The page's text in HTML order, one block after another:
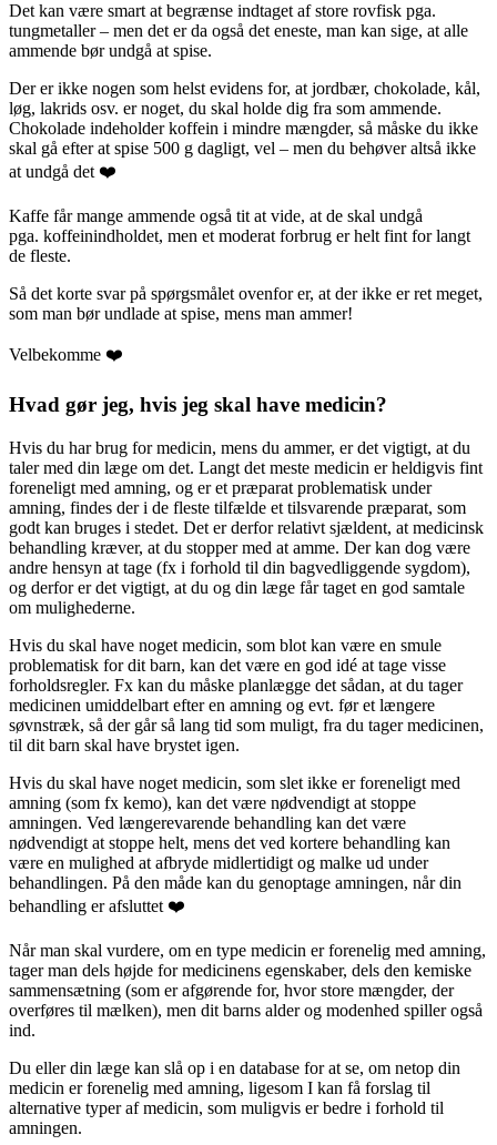
Det kan være smart at begrænse indtaget af store rovfisk pga.
tungmetaller – men det er da også det eneste, man kan sige, at alle
ammende bør undgå at spise.
Der er ikke nogen som helst evidens for, at jordbær, chokolade, kål,
løg, lakrids osv. er noget, du skal holde dig fra som ammende.
Chokolade indeholder koffein i mindre mængder, så måske du ikke
skal gå efter at spise 500 g dagligt, vel – men du behøver altså ikke
at undgå det ❤️
Kaffe får mange ammende også tit at vide, at de skal undgå
pga. koffeinindholdet, men et moderat forbrug er helt fint for langt
de fleste.
Så det korte svar på spørgsmålet ovenfor er, at der ikke er ret meget,
som man bør undlade at spise, mens man ammer!
Velbekomme ❤️
Hvad gør jeg, hvis jeg skal have medicin?
Hvis du har brug for medicin, mens du ammer, er det vigtigt, at du
taler med din læge om det. Langt det meste medicin er heldigvis fint
foreneligt med amning, og er et præparat problematisk under
amning, findes der i de fleste tilfælde et tilsvarende præparat, som
godt kan bruges i stedet. Det er derfor relativt sjældent, at medicinsk
behandling kræver, at du stopper med at amme. Der kan dog være
andre hensyn at tage (fx i forhold til din bagvedliggende sygdom),
og derfor er det vigtigt, at du og din læge får taget en god samtale
om mulighederne.
Hvis du skal have noget medicin, som blot kan være en smule
problematisk for dit barn, kan det være en god idé at tage visse
forholdsregler. Fx kan du måske planlægge det sådan, at du tager
medicinen umiddelbart efter en amning og evt. før et længere
søvnstræk, så der går så lang tid som muligt, fra du tager medicinen,
til dit barn skal have brystet igen.
Hvis du skal have noget medicin, som slet ikke er foreneligt med
amning (som fx kemo), kan det være nødvendigt at stoppe
amningen. Ved længerevarende behandling kan det være
nødvendigt at stoppe helt, mens det ved kortere behandling kan
være en mulighed at afbryde midlertidigt og malke ud under
behandlingen. På den måde kan du genoptage amningen, når din
behandling er afsluttet ❤️
Når man skal vurdere, om en type medicin er forenelig med amning,
tager man dels højde for medicinens egenskaber, dels den kemiske
sammensætning (som er afgørende for, hvor store mængder, der
overføres til mælken), men dit barns alder og modenhed spiller også
ind.
Du eller din læge kan slå op i en database for at se, om netop din
medicin er forenelig med amning, ligesom I kan få forslag til
alternative typer af medicin, som muligvis er bedre i forhold til
amningen.